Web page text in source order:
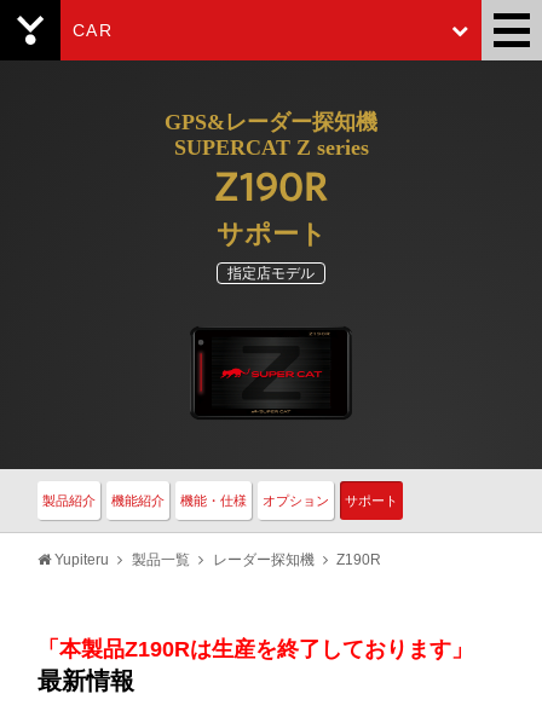
CAR
GPS&レーダー探知機
SUPERCAT Z series
Z190R
サポート
指定店モデル
製品紹介 機能紹介 機能・仕様 オプション サポート
Yupiteru 製品一覧 レーダー探知機 Z190R
「本製品Z190Rは生産を終了しております」
最新情報